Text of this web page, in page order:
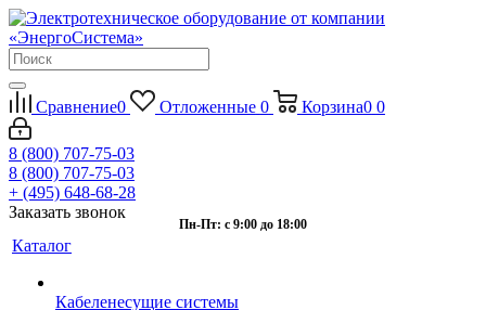
Сравнение0 Отложенные 0 Корзина0 0
8 (800) 707-75-03
8 (800) 707-75-03
+ (495) 648-68-28
Заказать звонок
Пн-Пт: с 9:00 до 18:00
Каталог
Кабеленесущие системы